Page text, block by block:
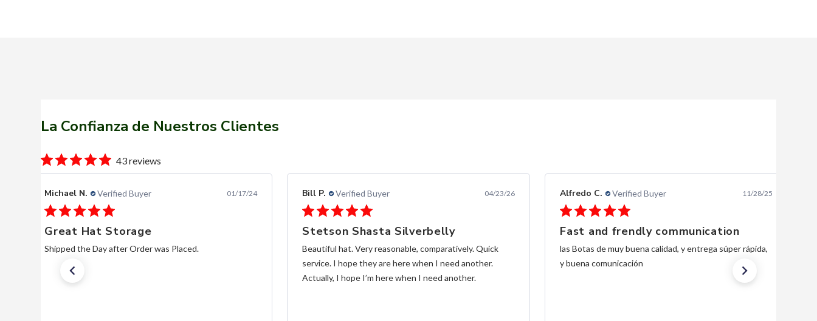
La Confianza de Nuestros Clientes
43 reviews
Bill P. Verified Buyer 04/23/26
Stetson Shasta Silverbelly
Beautiful hat. Very reasonable, comparatively. Quick
Actually, I hope I’m here when I need another.
Alfredo C. Verified Buyer 11/28/25
Fast and frendly communication
las Botas de muy buena calidad, y entrega súper rápida,
y buena comunicación
Ernesto L. Verified Buyer 10/28/25
Excellent
excellent, thank you.